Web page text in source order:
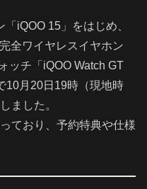
iQOO 15」をはじめ、
全ワイヤレスイヤホン
ッチ「iQOO Watch GT
10月20日19時（現地時
ました。
ており、予約特典や仕様